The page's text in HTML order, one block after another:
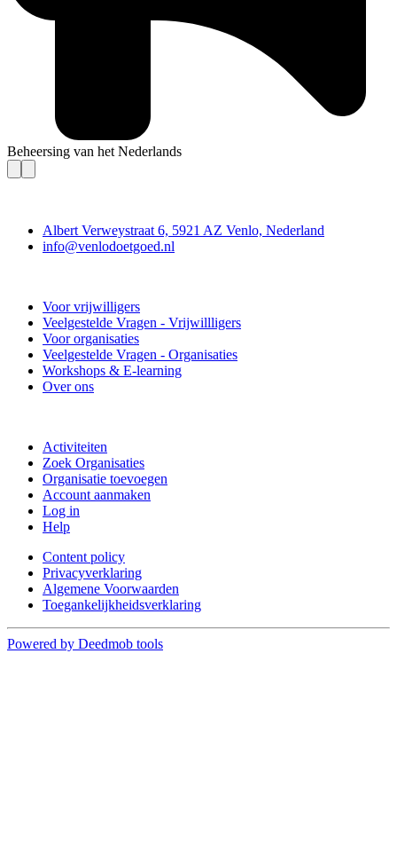
Beheersing van het Nederlands
Albert Verweystraat 6, 5921 AZ Venlo, Nederland
info@venlodoetgoed.nl
Voor vrijwilligers
Veelgestelde Vragen - Vrijwillligers
Voor organisaties
Veelgestelde Vragen - Organisaties
Workshops & E-learning
Over ons
Activiteiten
Zoek Organisaties
Organisatie toevoegen
Account aanmaken
Log in
Help
Content policy
Privacyverklaring
Algemene Voorwaarden
Toegankelijkheidsverklaring
Powered by Deedmob tools